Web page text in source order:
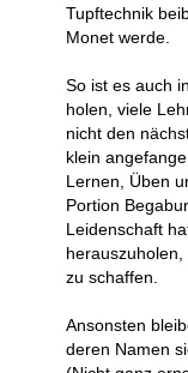
Tupftechnik
Monet werde.
So ist es auch
holen, viele
nicht den
klein
Lernen, Üben
Portion
Leidenschaft
zu schaffen.
Ansonsten
deren Namen